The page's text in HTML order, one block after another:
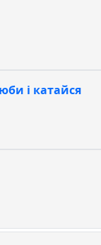
і катайся